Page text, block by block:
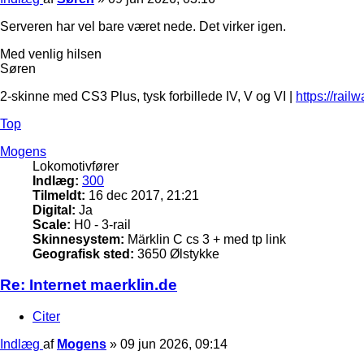
Serveren har vel bare været nede. Det virker igen.
Med venlig hilsen
Søren
2-skinne med CS3 Plus, tysk forbillede IV, V og VI |
https://
Top
Mogens
Lokomotivfører
Indlæg: 300
Tilmeldt: 16 dec 2017, 21:21
Digital: Ja
Scale: H0 - 3-rail
Skinnesystem: Märklin C cs 3 + med tp link
Geografisk sted: 3650 Ølstykke
Re: Internet maerklin.de
Citer
Indlæg af Mogens » 09 jun 2026, 09:14